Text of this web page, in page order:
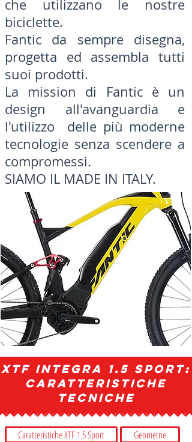
che utilizzano le nostre
biciclette.
Fantic da sempre disegna,
progetta ed assembla tutti
suoi prodotti.
La mission di Fantic è un
design all'avanguardia e
l'utilizzo delle più moderne
tecnologie senza scendere a
compromessi.
SIAMO IL MADE IN ITALY.
XTF INTEGRA 1.5 SPORT:
Caratteristiche
Tecniche
Caratteristiche XTF 1.5 Sport Geometrie